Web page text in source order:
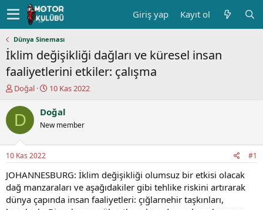
Giriş yap Kayıt ol
Dünya Sineması
İklim değişikliği dağları ve küresel insan
faaliyetlerini etkiler: çalışma
K
n
y
b
a
ş
a
t
Doğal
B
ş
a
ç
a
r
10 Kas 2022
D Doğal
New member
10 Kas 2022 #1
JOHANNESBURG: İklim değişikliği olumsuz bir etkisi olacak
dağ manzaraları ve aşağıdakiler gibi tehlike riskini artırarak
dünya çapında insan faaliyetleri: çığlarnehir taşkınları,